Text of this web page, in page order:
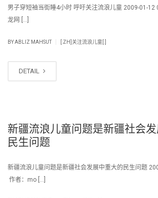
男子穿短袖当街睡4小时 呼吁关注流浪儿童 2009-
龙网 […]
BYABLIZ MAHSUT [:ZH]关注流浪儿童[:]
DETAIL
新疆流浪儿童问题是新疆社会
民生问题
新疆流浪儿童问题是新疆社会发展中重大的民生问题
作者：mo […]